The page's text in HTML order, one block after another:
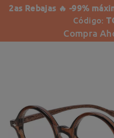
2as Rebajas 🔥 -99%
Código:
Compra